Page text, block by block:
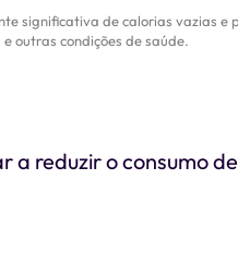
significativa de calorias vazias
outras condições de saúde.
a reduzir o consumo